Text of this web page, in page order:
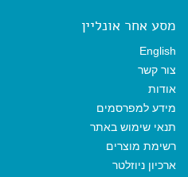
מסע אחר אונליין
English
צור קשר
אודות
מידע למפרסמים
תנאי שימוש באתר
רשימת מוצרים
ארכיון ניוזלטר